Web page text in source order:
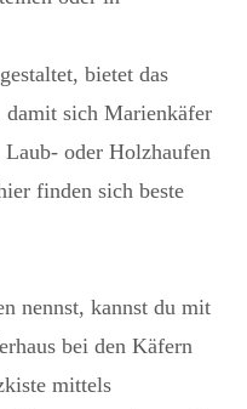
bietet das
damit sich Marienkäfer
oder Holzhaufen
finden sich beste
nennst, kannst du mit
bei den Käfern
mittels